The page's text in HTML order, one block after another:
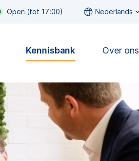
Open (tot 17:00) Nederlands
Kennisbank Over ons